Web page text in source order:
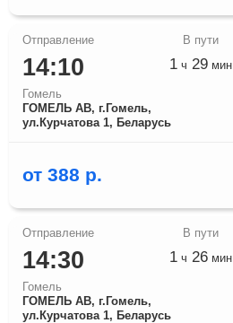
14:10
Гомель
ГОМЕЛЬ АВ, г.Гомель,
ул.Курчатова 1, Беларусь
1 ч 29 мин
от 388 р.
14:30
Гомель
ГОМЕЛЬ АВ, г.Гомель,
ул.Курчатова 1, Беларусь
1 ч 26 мин